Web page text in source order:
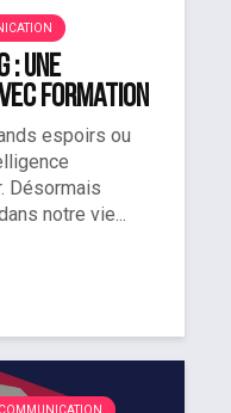
: une
formation
espoirs ou
Désormais
notre vie...